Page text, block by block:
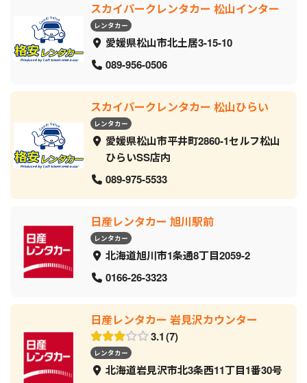
スカイパークレンタカー 松山インター
レンタカー
愛媛県松山市北土居3-15-10
089-956-0506
スカイパークレンタカー 松山ひらい
レンタカー
愛媛県松山市平井町2860-1セルフ松山
ひらいSS店内
089-975-5533
日産レンタカー 旭川駅前
レンタカー
北海道旭川市1条通8丁目2059‐2
0166-26-3323
日産レンタカー 岩見沢カウンター
3.1 7
レンタカー
北海道岩見沢市北3条西11丁目1番30号